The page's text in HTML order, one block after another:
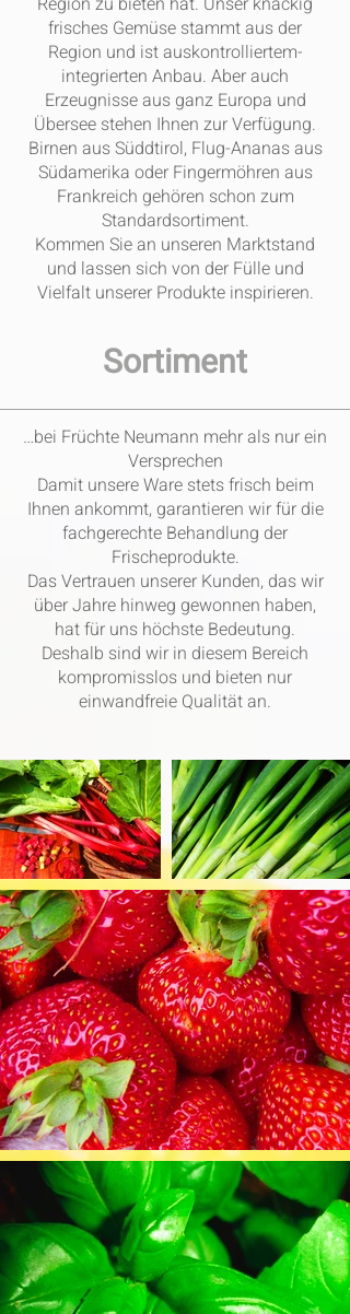
frisches Gemüse stammt aus der
Region und ist auskontrolliertem-
integrierten Anbau. Aber auch
Erzeugnisse aus ganz Europa und
Übersee stehen Ihnen zur Verfügung.
Birnen aus Süddtirol, Flug-Ananas aus
Südamerika oder Fingermöhren aus
Frankreich gehören schon zum
Standardsortiment.
Kommen Sie an unseren Marktstand
und lassen sich von der Fülle und
Vielfalt unserer Produkte inspirieren.
Sortiment
…bei Früchte Neumann mehr als nur ein
Versprechen
Damit unsere Ware stets frisch beim
Ihnen ankommt, garantieren wir für die
fachgerechte Behandlung der
Frischeprodukte.
Das Vertrauen unserer Kunden, das wir
über Jahre hinweg gewonnen haben,
hat für uns höchste Bedeutung.
Deshalb sind wir in diesem Bereich
kompromisslos und bieten nur
einwandfreie Qualität an.